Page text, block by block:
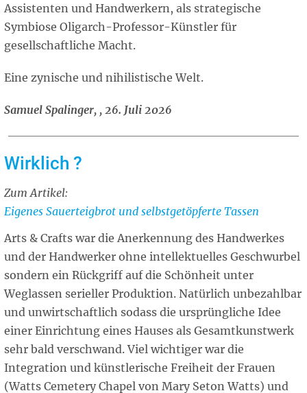
Assistenten und Handwerkern, als strategische
Symbiose Oligarch-Professor-Künstler für
gesellschaftliche Macht.
Eine zynische und nihilistische Welt.
Samuel Spalinger, , 26. Juli 2026
Wirklich ?
Zum Artikel:
Related
Eigenes Sauerteigbrot und selbstgetöpferte Tassen
Arts & Crafts war die Anerkennung des Handwerkes
und der Handwerker ohne intellektuelles Geschwurbel
sondern ein Rückgriff auf die Schönheit unter
Weglassen serieller Produktion. Natürlich unbezahlbar
und unwirtschaftlich sodass die ursprüngliche Idee
einer Einrichtung eines Hauses als Gesamtkunstwerk
sehr bald verschwand. Viel wichtiger war die
Integration und künstlerische Freiheit der Frauen
(Watts Cemetery Chapel von Mary Seton Watts) und